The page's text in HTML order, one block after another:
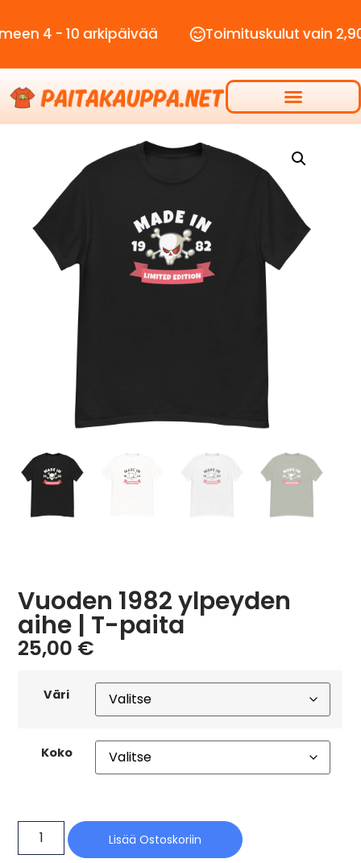
10 arkipäivää Toimituskulut vain 2,90€
Vuoden 1982 ylpeyden
aihe | T-paita
25,00 €
Väri
Koko
Lisää Ostoskoriin